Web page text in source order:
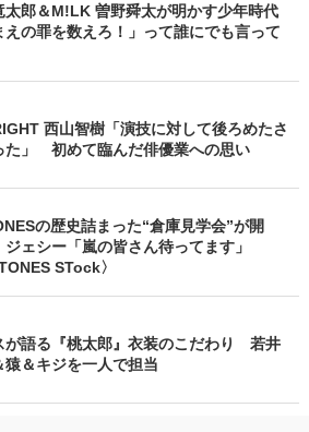
太郎＆M!LK 曽野舜太が明かす少年時代
えの罪を数えろ！」って誰にでも言って
西山智樹「演技に対して後ろめたさ
た」 初めて臨んだ俳優業への思い
の歴史詰まった“倉庫見学会”が開
ェシー「嵐の皆さん待ってます」
STock〉
が語る『桃太郎』衣装のこだわり 若井
猿＆キジを一人で担当